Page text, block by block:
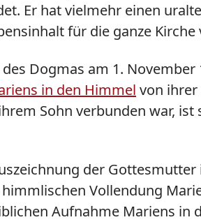
Er hat vielmehr einen
für die ganze
Dogmas am 1.
in den Himmel von ihrer
Sohn verbunden war,
der
Vollendung
Aufnahme Mariens